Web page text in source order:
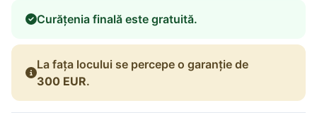
Curățenia finală este gratuită.
La fața locului se percepe o garanție de
300 EUR.